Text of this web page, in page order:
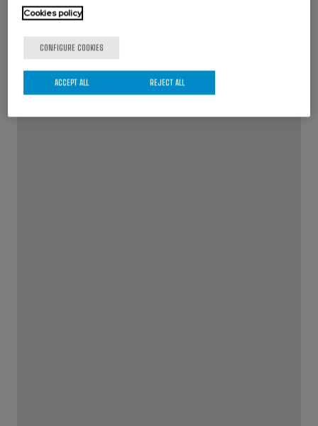
Cookies policy
CONFIGURE COOKIES
REJECT ALL
ACCEPT ALL